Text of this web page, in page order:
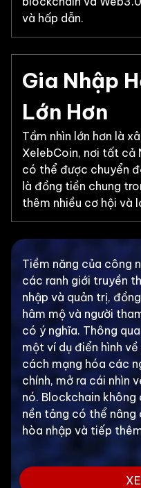
và hấp dẫn.
Gia Nhập
Lớn Hơn
Tầm nhìn lớn hơn là
XelebCoin, nơi tất cả
có thể được chuyển
là đồng tiền chung
thêm nhiều cơ hội và
Tiềm năng của công
các ranh giới truyền
nhập và quản trị,
hâm mộ và người
có ý nghĩa. Thông
một ví dụ điển hình
cách mạng hóa các
chính, mở ra cái nhìn
nó. Blockchain
nền tảng có thể nâng
hòa nhập và tiếp